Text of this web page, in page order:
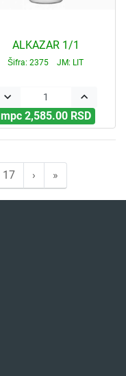
ALKAZAR 1/1
Šifra: 2375 JM: LIT
keyboard_arrow_down keyboard_arrow_up
mpc 2,585.00 RSD
17 › »